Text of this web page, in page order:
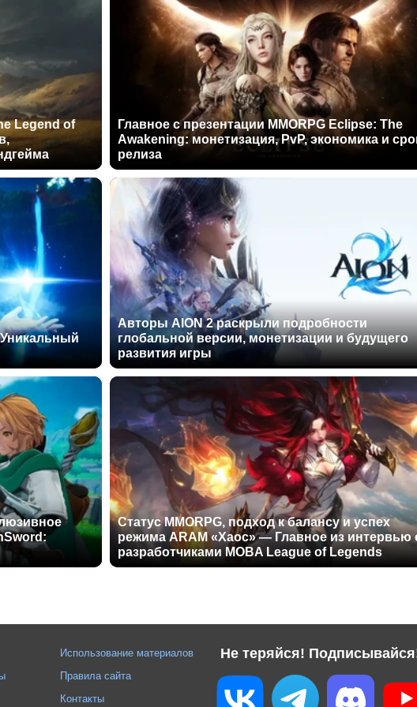
Legend of
Главное с презентации MMORPG Eclipse: The
Awakening: монетизация, PvP, экономика и
релиза
Авторы AION 2 раскрыли подробности
глобальной версии, монетизации и будущего
развития игры
Статус MMORPG, подход к балансу и успех
режима ARAM «Хаос» — Главное из интервью
разработчиками MOBA League of Legends
Не теряйся!
Использование материалов
Правила сайта
Контакты